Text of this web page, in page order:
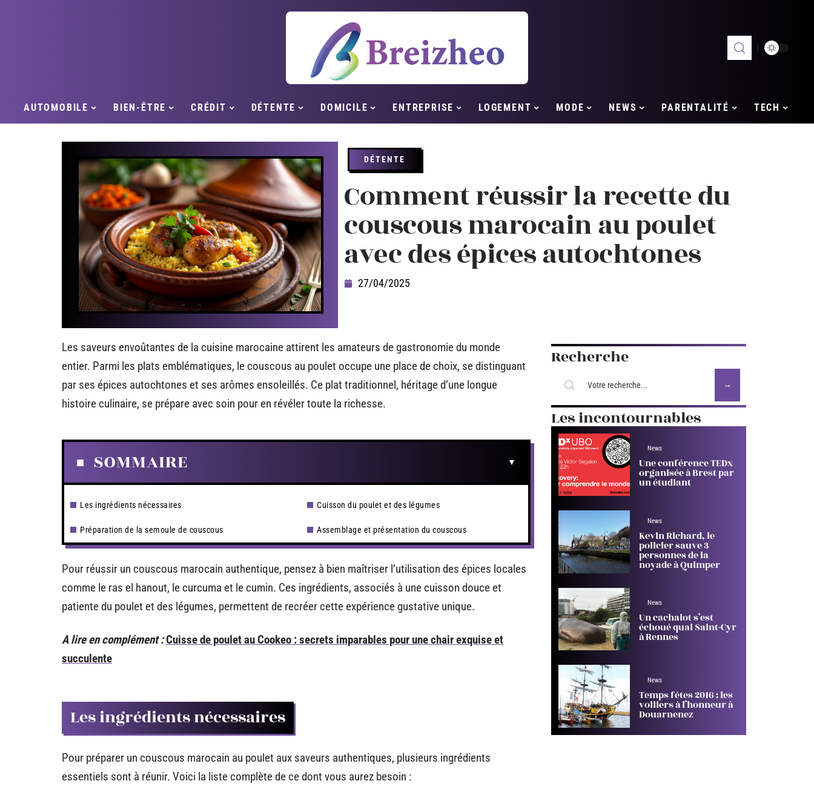
AUTOMOBILE BIEN-ÊTRE CRÉDIT DÉTENTE DOMICILE ENTREPRISE LOGEMENT MODE NEWS PARENTALITÉ TECH
DÉTENTE
Comment réussir la recette du
couscous marocain au poulet
avec des épices autochtones
27/04/2025
Les saveurs envoûtantes de la cuisine marocaine attirent les amateurs de gastronomie du monde
entier. Parmi les plats emblématiques, le couscous au poulet occupe une place de choix, se distinguant
par ses épices autochtones et ses arômes ensoleillés. Ce plat traditionnel, héritage d’une longue
histoire culinaire, se prépare avec soin pour en révéler toute la richesse.
SOMMAIRE
Les ingrédients nécessaires
Préparation de la semoule de couscous
Cuisson du poulet et des légumes
Assemblage et présentation du couscous
Pour réussir un couscous marocain authentique, pensez à bien maîtriser l’utilisation des épices locales
comme le ras el hanout, le curcuma et le cumin. Ces ingrédients, associés à une cuisson douce et
patiente du poulet et des légumes, permettent de recréer cette expérience gustative unique.
A lire en complément :Cuisse de poulet au Cookeo : secrets imparables pour une chair exquise et
succulente
Les ingrédients nécessaires
Pour préparer un couscous marocain au poulet aux saveurs authentiques, plusieurs ingrédients
essentiels sont à réunir. Voici la liste complète de ce dont vous aurez besoin :
Recherche
Les incontournables
News
Une conférence TEDx
organisée à Brest par
un étudiant
News
Kevin Richard, le
policier sauve 3
personnes de la
noyade à Quimper
News
Un cachalot s’est
échoué quai Saint-Cyr
à Rennes
News
Temps fêtes 2016 : les
voiliers à l’honneur à
Douarnenez